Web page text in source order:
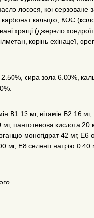
лосося, консервоване
кальцію, КОС
хрящі (джерело
корінь ехінацеї,
2.50%, сира зола 6.00%,
В1 13 мг, вітамін В2 16 мг,
пантотенова кислота 20
моногідрат 42 мг, Е6
мг, Е8 селеніт натрію 0.40